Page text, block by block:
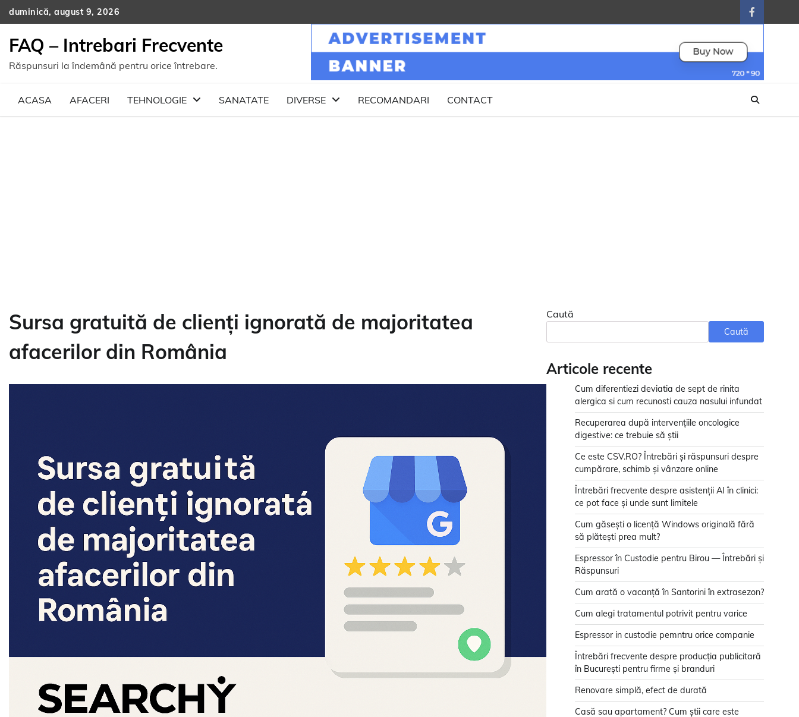
Skip
to
duminică, august 9, 2026
facebook
FAQ – Intrebari Frecvente
Răspunsuri la îndemână pentru orice întrebare.
ACASA AFACERI TEHNOLOGIE SANATATE DIVERSE RECOMANDARI CONTACT
Sursa gratuită de clienți ignorată de majoritatea
afacerilor din România
Caută
Caută
Articole recente
Cum diferentiezi deviatia de sept de rinita
alergica si cum recunosti cauza nasului infundat
Recuperarea după intervențiile oncologice
digestive: ce trebuie să știi
Ce este CSV.RO? Întrebări și răspunsuri despre
cumpărare, schimb și vânzare online
Întrebări frecvente despre asistenții AI în clinici:
ce pot face și unde sunt limitele
Cum găsești o licență Windows originală fără
să plătești prea mult?
Espressor în Custodie pentru Birou — Întrebări și
Răspunsuri
Cum arată o vacanță în Santorini în extrasezon?
Cum alegi tratamentul potrivit pentru varice
Espressor in custodie pemntru orice companie
Întrebări frecvente despre producția publicitară
în București pentru firme și branduri
Renovare simplă, efect de durată
Casă sau apartament? Cum știi care este